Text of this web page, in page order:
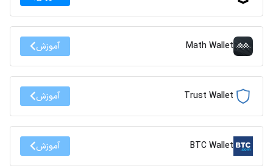
Math Wallet آموزش
Trust Wallet آموزش
BTC Wallet آموزش